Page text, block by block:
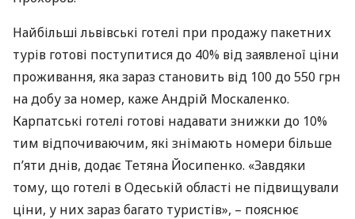
Найбільші львівські готелі при продажу пакетних
турів готові поступитися до 40% від заявленої ціни
проживання, яка зараз становить від 100 до 550 грн
на добу за номер, каже Андрій Москаленко.
Карпатські готелі готові надавати знижки до 10%
тим відпочиваючим, які знімають номери більше
п’яти днів, додає Тетяна Йосипенко. «Завдяки
тому, що готелі в Одеській області не підвищували
ціни, у них зараз багато туристів», – пояснює